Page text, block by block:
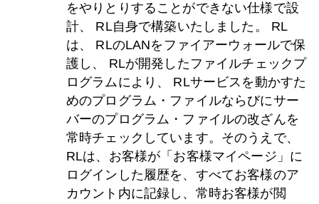
をやりとりすることができない仕様で設
計、 RL自身で構築いたしました。 RL
は、 RLのLANをファイアーウォールで保
護し、 RLが開発したファイルチェックプ
ログラムにより、 RLサービスを動かすた
めのプログラム・ファイルならびにサー
バーのプログラム・ファイルの改ざんを
常時チェックしています。そのうえで、
RLは、お客様が「お客様マイページ」に
ログインした履歴を、すべてお客様のア
カウント内に記録し、常時お客様が閲